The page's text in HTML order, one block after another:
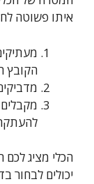
איתו פשוטה
הקובץ
הכלי מציג
יכולים לבחור